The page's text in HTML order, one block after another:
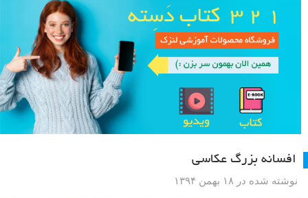
افسانه بزرگ عکاسی
نوشته شده در ۱۸ بهمن ۱۳۹۴